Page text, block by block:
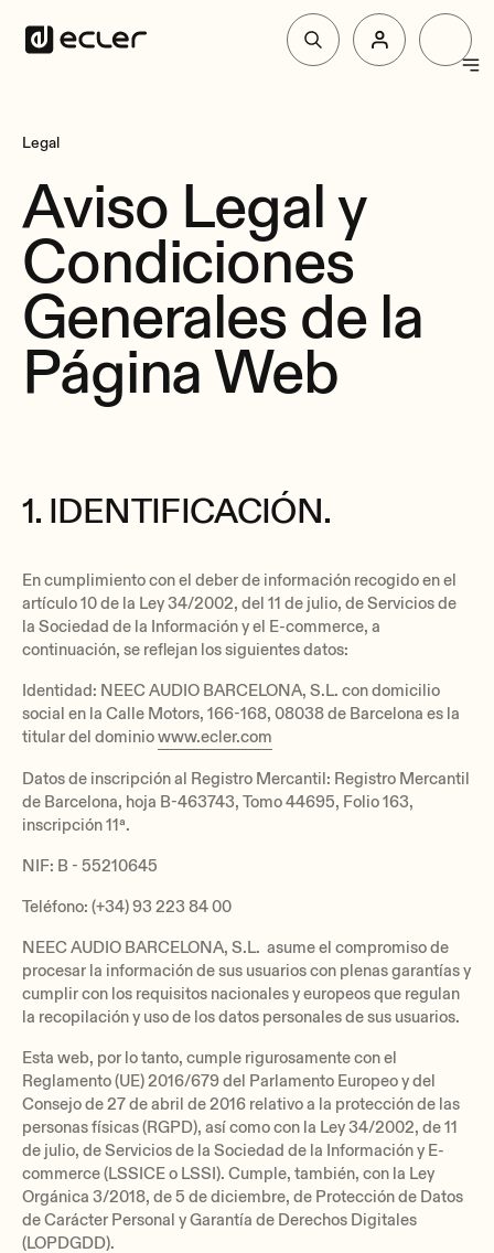
Solutions
Why Ecler
Support & Community
Legal
Aviso Legal y
Condiciones
Generales de la
Página Web
1. IDENTIFICACIÓN.
En cumplimiento con el deber de información recogido en el
artículo 10 de la Ley 34/2002, del 11 de julio, de Servicios de
la Sociedad de la Información y el E-commerce, a
continuación, se reflejan los siguientes datos:
Identidad: NEEC AUDIO BARCELONA, S.L. con domicilio
social en la Calle Motors, 166-168, 08038 de Barcelona es la
titular del dominiowww.ecler.com
Datos de inscripción al Registro Mercantil: Registro Mercantil
de Barcelona, hoja B-463743, Tomo 44695, Folio 163,
inscripción 11ª.
NIF: B - 55210645
Teléfono: (+34) 93 223 84 00
NEEC AUDIO BARCELONA, S.L. asume el compromiso de
procesar la información de sus usuarios con plenas garantías y
cumplir con los requisitos nacionales y europeos que regulan
la recopilación y uso de los datos personales de sus usuarios.
Esta web, por lo tanto, cumple rigurosamente con el
Reglamento (UE) 2016/679 del Parlamento Europeo y del
Consejo de 27 de abril de 2016 relativo a la protección de las
personas físicas (RGPD), así como con la Ley 34/2002, de 11
de julio, de Servicios de la Sociedad de la Información y E-
commerce (LSSICE o LSSI). Cumple, también, con la Ley
Orgánica 3/2018, de 5 de diciembre, de Protección de Datos
de Carácter Personal y Garantía de Derechos Digitales
(LOPDGDD).